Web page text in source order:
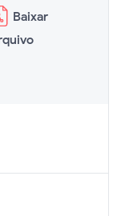
Baixar